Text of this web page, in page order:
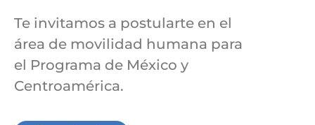
Te invitamos a postularte en el
área de movilidad humana para
el Programa de México y
Centroamérica.